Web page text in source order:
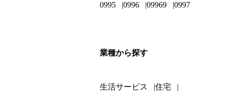
0995
0996 09969 0997
業種から探す
生活サービス 住宅